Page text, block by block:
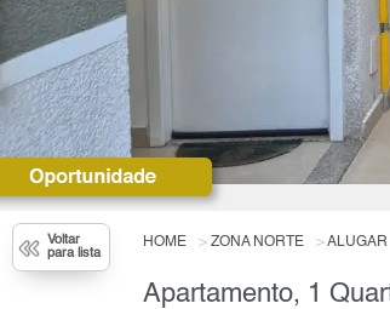
Voltar
para lista
HOME ZONA NORTE ALUGAR
Apartamento, 1